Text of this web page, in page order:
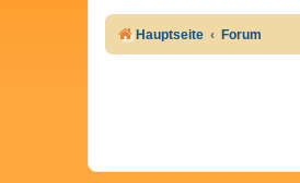
Hauptseite Forum